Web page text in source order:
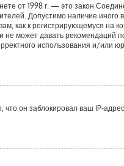
от 1998 г. — это закон
Допустимо наличие
как к регистрирующемуся на
может давать рекомендаций
использования и/или
он заблокировал ваш IP-